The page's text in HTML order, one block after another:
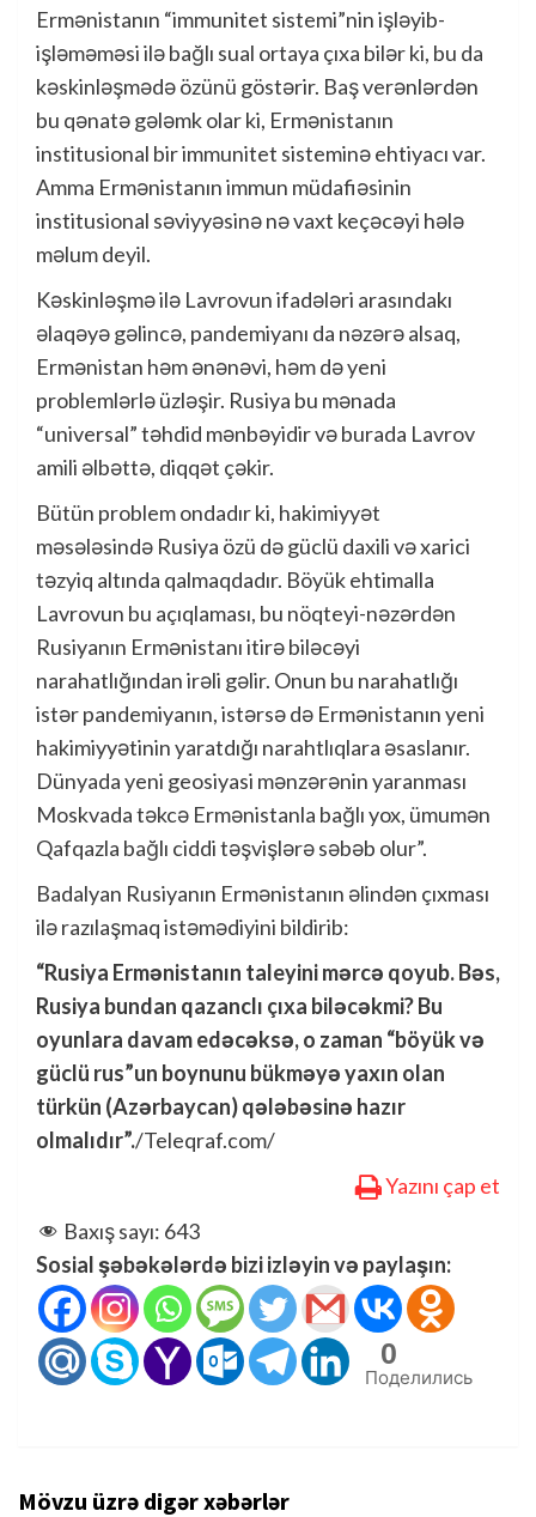
Ermənistanın “immunitet sistemi”nin işləyib-
işləməməsi ilə bağlı sual ortaya çıxa bilər ki, bu da
kəskinləşmədə özünü göstərir. Baş verənlərdən
bu qənatə gələmk olar ki, Ermənistanın
institusional bir immunitet sisteminə ehtiyacı var.
Amma Ermənistanın immun müdafiəsinin
institusional səviyyəsinə nə vaxt keçəcəyi hələ
məlum deyil.
Kəskinləşmə ilə Lavrovun ifadələri arasındakı
əlaqəyə gəlincə, pandemiyanı da nəzərə alsaq,
Ermənistan həm ənənəvi, həm də yeni
problemlərlə üzləşir. Rusiya bu mənada
“universal” təhdid mənbəyidir və burada Lavrov
amili əlbəttə, diqqət çəkir.
Bütün problem ondadır ki, hakimiyyət
məsələsində Rusiya özü də güclü daxili və xarici
təzyiq altında qalmaqdadır. Böyük ehtimalla
Lavrovun bu açıqlaması, bu nöqteyi-nəzərdən
Rusiyanın Ermənistanı itirə biləcəyi
narahatlığından irəli gəlir. Onun bu narahatlığı
istər pandemiyanın, istərsə də Ermənistanın yeni
hakimiyyətinin yaratdığı narahtlıqlara əsaslanır.
Dünyada yeni geosiyasi mənzərənin yaranması
Moskvada təkcə Ermənistanla bağlı yox, ümumən
Qafqazla bağlı ciddi təşvişlərə səbəb olur”.
Badalyan Rusiyanın Ermənistanın əlindən çıxması
ilə razılaşmaq istəmədiyini bildirib:
“Rusiya Ermənistanın taleyini mərcə qoyub. Bəs,
Rusiya bundan qazanclı çıxa biləcəkmi? Bu
oyunlara davam edəcəksə, o zaman “böyük və
güclü rus”un boynunu bükməyə yaxın olan
türkün (Azərbaycan) qələbəsinə hazır
olmalıdır”./Teleqraf.com/
Yazını çap et
Baxış sayı: 643
Sosial şəbəkələrdə bizi izləyin və paylaşın:
0
Поделились
Mövzu üzrə digər xəbərlər